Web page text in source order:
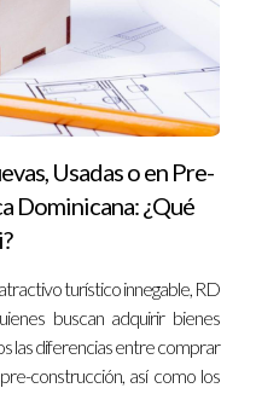
Usadas o en Pre-
Dominicana: ¿Qué
turístico innegable, RD
buscan adquirir bienes
las diferencias entre comprar
construcción, así como los